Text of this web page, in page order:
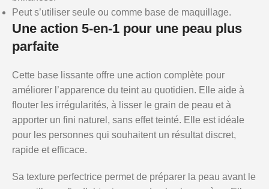
Peut s’utiliser seule ou comme base de maquillage.
Une action 5-en-1 pour une peau plus
parfaite
Cette base lissante offre une action complète pour
améliorer l’apparence du teint au quotidien. Elle aide à
flouter les irrégularités, à lisser le grain de peau et à
apporter un fini naturel, sans effet teinté. Elle est idéale
pour les personnes qui souhaitent un résultat discret,
rapide et efficace.
Sa texture perfectrice permet de préparer la peau avant le